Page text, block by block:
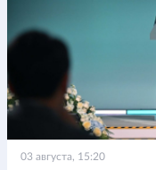
03 августа, 15:20